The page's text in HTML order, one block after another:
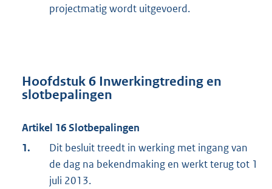
projectmatig wordt uitgevoerd.
Hoofdstuk 6 Inwerkingtreding en
slotbepalingen
Artikel 16 Slotbepalingen
1.
Dit besluit treedt in werking met ingang van
de dag na bekendmaking en werkt terug tot 1
juli 2013.